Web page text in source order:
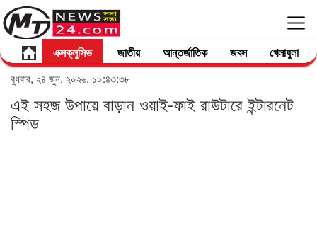
এক্সক্লুসিভ জাতীয় আন্তর্জাতিক জবস খেলাধুলা
বুধবার, ২৪ জুন, ২০২৬, ১০:৪৩:৩৮
এই সহজ উপায়ে বাড়ান ওয়াই-ফাই রাউটারে ইন্টারনেট
স্পিড